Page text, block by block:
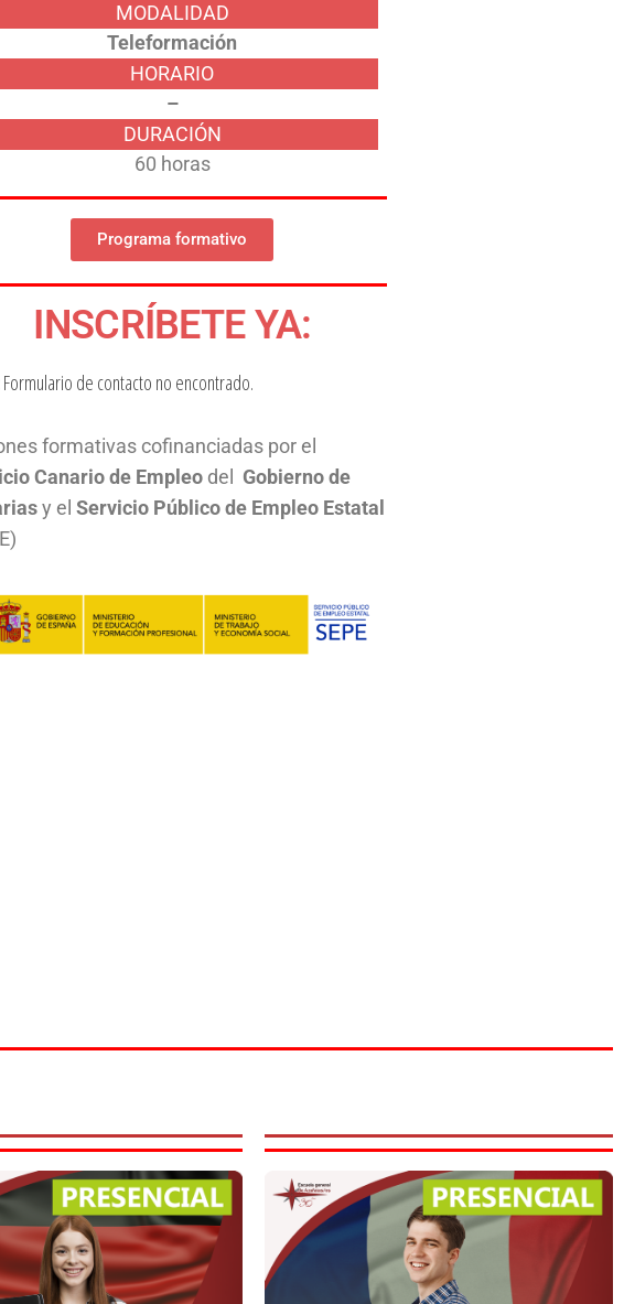
MODALIDAD
Teleformación
HORARIO
–
DURACIÓN
60 horas
Programa formativo
INSCRÍBETE YA:
Formulario de contacto no encontrado.
formativas cofinanciadas por el
Canario de Empleo del Gobierno de
y el Servicio Público de Empleo Estatal